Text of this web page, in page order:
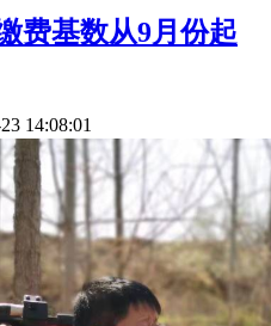
费基数从9月份起
14:08:01